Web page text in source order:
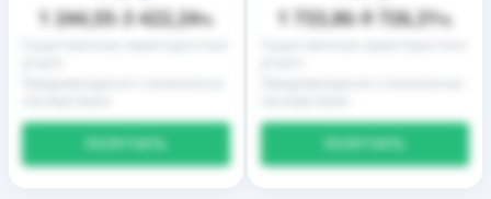
1 244,55– 3 422,24% 1 733,86– 9 726,31%